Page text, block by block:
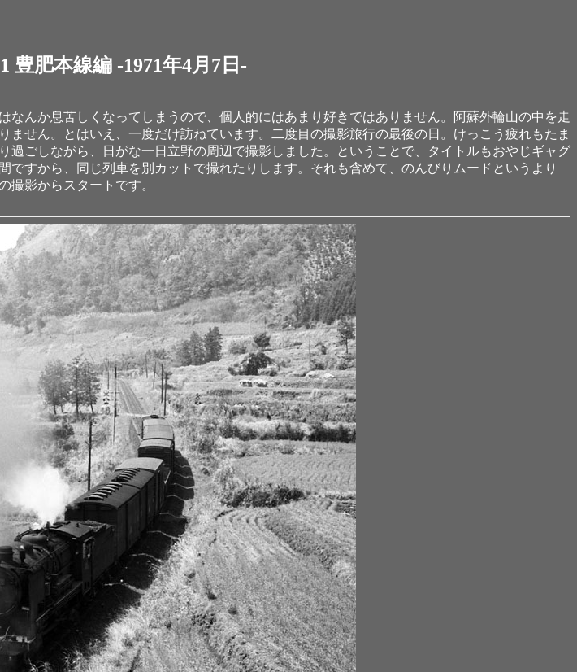
豊肥本線編 -1971年4月7日-
んか息苦しくなってしまうので、個人的にはあまり好きではありません。阿蘇外輪山の中を走
せん。とはいえ、一度だけ訪ねています。二度目の撮影旅行の最後の日。けっこう疲れもたま
ごしながら、日がな一日立野の周辺で撮影しました。ということで、タイトルもおやじギャグ
すから、同じ列車を別カットで撮れたりします。それも含めて、のんびりムードというより
撮影からスタートです。